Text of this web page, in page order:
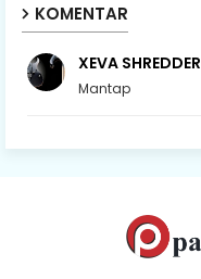
KOMENTAR
XEVA SHREDDER
Mantap